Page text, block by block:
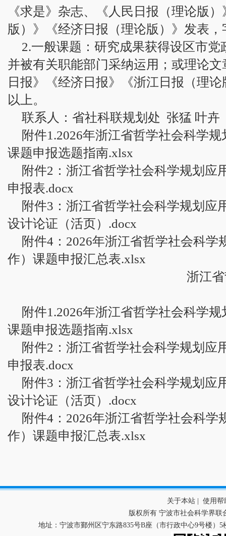
《求是》杂志、《人民日报（理论版
版）》《经济日报（理论版）》发表，
2.一般课题：研究成果获得设区市
并被有关职能部门采纳运用；或理论
日报》《经济日报》《浙江日报（理
以上。
联系人：省社科联规划处 张猛 叶卉
附件1.2026年浙江省哲学社会科学
课题申报选题指南.xlsx
附件2：浙江省哲学社会科学规划应
申报表.docx
附件3：浙江省哲学社会科学规划应
设计论证（活页）.docx
附件4：2026年浙江省哲学社会科学
作）课题申报汇总表.xlsx
浙江
附件1.2026年浙江省哲学社会科学
课题申报选题指南.xlsx
附件2：浙江省哲学社会科学规划应
申报表.docx
附件3：浙江省哲学社会科学规划应
设计论证（活页）.docx
附件4：2026年浙江省哲学社会科学
作）课题申报汇总表.xlsx
关于本站
使用帮
版权所有 宁波市社会科学界
地址：宁波市鄞州区宁东路835号B座（市行政中心9号楼）5